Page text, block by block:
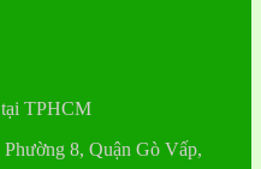
tại TPHCM
8, Quận Gò Vấp,